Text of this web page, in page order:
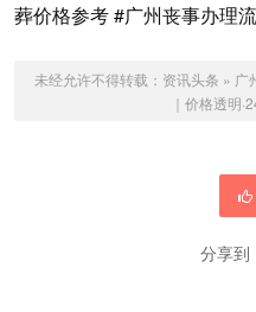
葬价格参考 #广州丧事办理
未经允许不得转载： 资讯头条 » 广
｜价格透明
分享到